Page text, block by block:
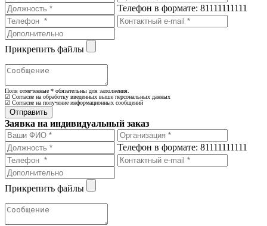
Телефон в формате: 81111111111
Прикрепить файлы
Поля отмеченные * обязательны для заполнения.
☑ Согласие на обработку введенных выше персональных данных
☑ Согласие на получение информационных сообщений
Заявка на индивидуальный заказ
Телефон в формате: 81111111111
Прикрепить файлы